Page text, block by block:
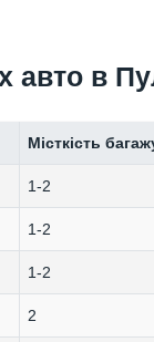
авто в
Місткість
1-2
1-2
1-2
2